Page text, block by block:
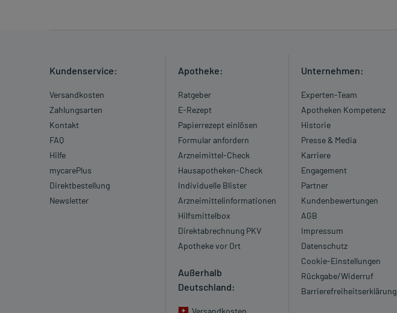
Kundenservice:
Versandkosten
Zahlungsarten
Kontakt
FAQ
Hilfe
mycarePlus
Direktbestellung
Newsletter
Apotheke:
Ratgeber
E-Rezept
Papierrezept einlösen
Formular anfordern
Arzneimittel-Check
Hausapotheken-Check
Individuelle Blister
Arzneimittelinformationen
Hilfsmittelbox
Direktabrechnung PKV
Apotheke vor Ort
Außerhalb
Deutschland:
Unternehmen:
Experten-Team
Apotheken Kompetenz
Historie
Presse & Media
Karriere
Engagement
Partner
Kundenbewertungen
AGB
Impressum
Datenschutz
Cookie-Einstellungen
Rückgabe/Widerruf
Barrierefreiheitserklärung